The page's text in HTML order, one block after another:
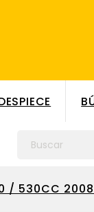
/ 530CC